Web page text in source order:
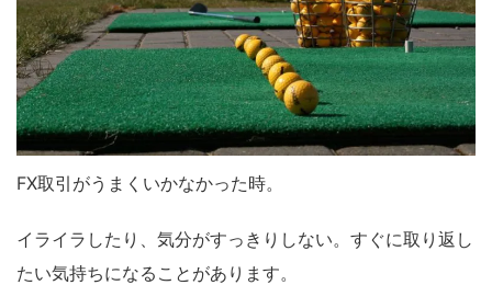
FX取引がうまくいかなかった時。
イライラしたり、気分がすっきりしない。すぐに取り返し
たい気持ちになることがあります。